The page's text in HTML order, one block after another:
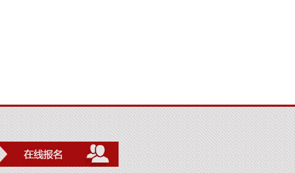
联系我们
咨询热线